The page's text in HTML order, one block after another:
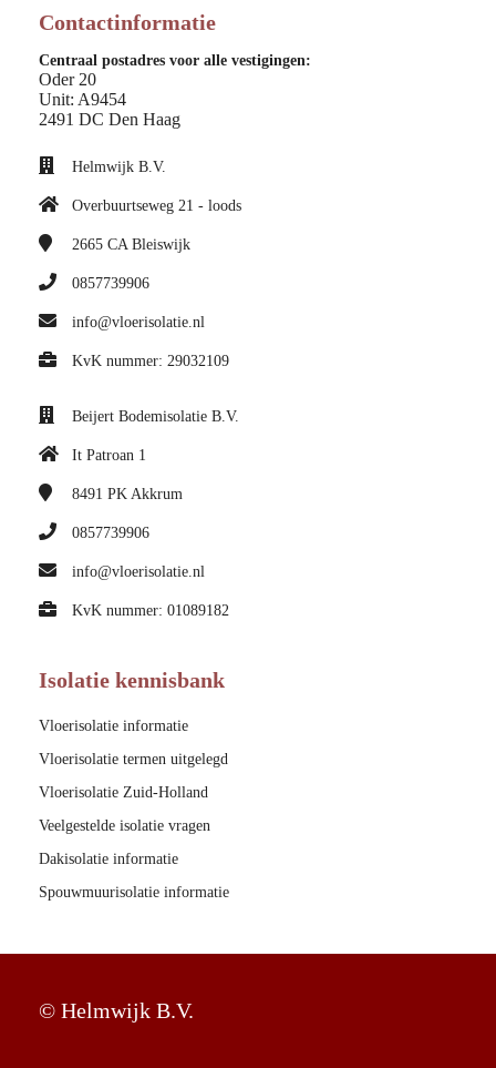
Contactinformatie
Centraal postadres voor alle vestigingen:
Oder 20
Unit: A9454
2491 DC Den Haag
Helmwijk B.V.
Overbuurtseweg 21 - loods
2665 CA Bleiswijk
0857739906
info@vloerisolatie.nl
KvK nummer: 29032109
Beijert Bodemisolatie B.V.
It Patroan 1
8491 PK Akkrum
0857739906
info@vloerisolatie.nl
KvK nummer: 01089182
Isolatie kennisbank
Vloerisolatie informatie
Vloerisolatie termen uitgelegd
Vloerisolatie Zuid-Holland
Veelgestelde isolatie vragen
Dakisolatie informatie
Spouwmuurisolatie informatie
© Helmwijk B.V.